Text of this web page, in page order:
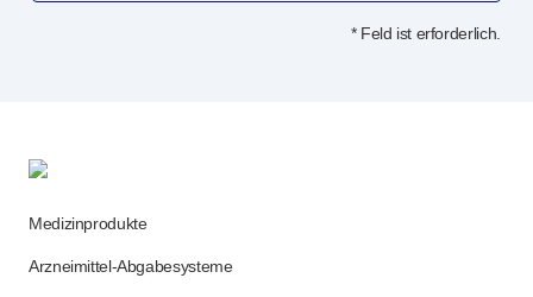
* Feld ist erforderlich.
Medizinprodukte
Arzneimittel-Abgabesysteme